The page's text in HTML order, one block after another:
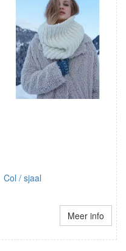
Col / sjaal
Meer info